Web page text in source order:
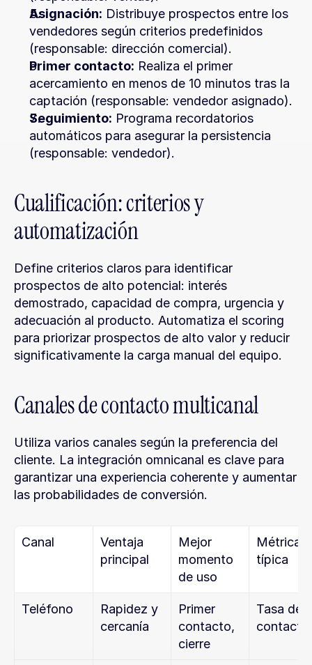
Asignación: Distribuye prospectos entre los
vendedores según criterios predefinidos
(responsable: dirección comercial).
Primer contacto: Realiza el primer
acercamiento en menos de 10 minutos tras la
captación (responsable: vendedor asignado).
Seguimiento: Programa recordatorios
automáticos para asegurar la persistencia
(responsable: vendedor).
Cualificación: criterios y
automatización
Define criterios claros para identificar
prospectos de alto potencial: interés
demostrado, capacidad de compra, urgencia y
adecuación al producto. Automatiza el scoring
para priorizar prospectos de alto valor y reducir
significativamente la carga manual del equipo.
Canales de contacto multicanal
Utiliza varios canales según la preferencia del
cliente. La integración omnicanal es clave para
garantizar una experiencia coherente y aumentar
las probabilidades de conversión.
Canal
Ventaja
principal
Mejor
momento
de uso
Métrica
típica
Teléfono
Rapidez y
cercanía
Primer
contacto,
cierre
Tasa de
contacto